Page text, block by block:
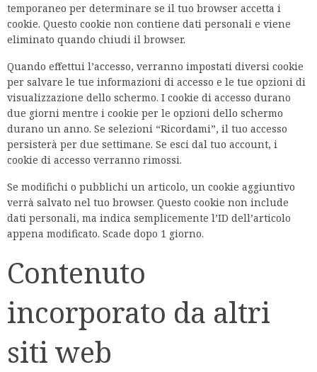
temporaneo per determinare se il tuo browser accetta i
cookie. Questo cookie non contiene dati personali e viene
eliminato quando chiudi il browser.
Quando effettui l’accesso, verranno impostati diversi cookie
per salvare le tue informazioni di accesso e le tue opzioni di
visualizzazione dello schermo. I cookie di accesso durano
due giorni mentre i cookie per le opzioni dello schermo
durano un anno. Se selezioni “Ricordami”, il tuo accesso
persisterà per due settimane. Se esci dal tuo account, i
cookie di accesso verranno rimossi.
Se modifichi o pubblichi un articolo, un cookie aggiuntivo
verrà salvato nel tuo browser. Questo cookie non include
dati personali, ma indica semplicemente l’ID dell’articolo
appena modificato. Scade dopo 1 giorno.
Contenuto
incorporato da altri
siti web